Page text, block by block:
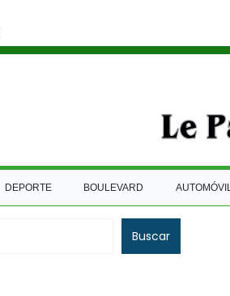
DEPORTE BOULEVARD AUTOMÓVIL
Buscar